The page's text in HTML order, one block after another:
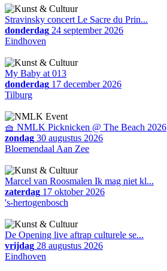
Stravinsky concert Le Sacre du Prin...
donderdag 24 september 2026
Eindhoven
My Baby at 013
donderdag 17 december 2026
Tilburg
🧺 NMLK Picknicken @ The Beach 2026
zondag 30 augustus 2026
Bloemendaal Aan Zee
Marcel van Roosmalen Ik mag niet kl...
zaterdag 17 oktober 2026
's-hertogenbosch
De Opening live aftrap culturele se...
vrijdag 28 augustus 2026
Eindhoven